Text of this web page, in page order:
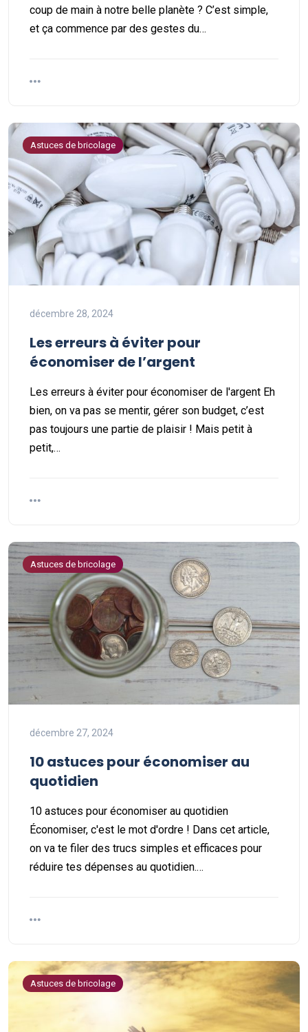
coup de main à notre belle planète ? C’est simple,
et ça commence par des gestes du…
Astuces de bricolage
décembre 28, 2024
Les erreurs à éviter pour
économiser de l’argent
Les erreurs à éviter pour économiser de l'argent Eh
bien, on va pas se mentir, gérer son budget, c’est
pas toujours une partie de plaisir ! Mais petit à
petit,…
Astuces de bricolage
décembre 27, 2024
10 astuces pour économiser au
quotidien
10 astuces pour économiser au quotidien
Économiser, c'est le mot d'ordre ! Dans cet article,
on va te filer des trucs simples et efficaces pour
réduire tes dépenses au quotidien.…
Astuces de bricolage